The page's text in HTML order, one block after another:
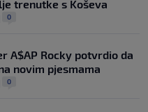
trenutke s Koševa
0
A$AP Rocky potvrdio da
novim pjesmama
0